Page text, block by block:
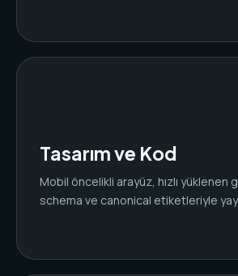
Tasarım ve Kod
Mobil öncelikli arayüz, hızlı yüklenen
schema ve canonical etiketleriyle